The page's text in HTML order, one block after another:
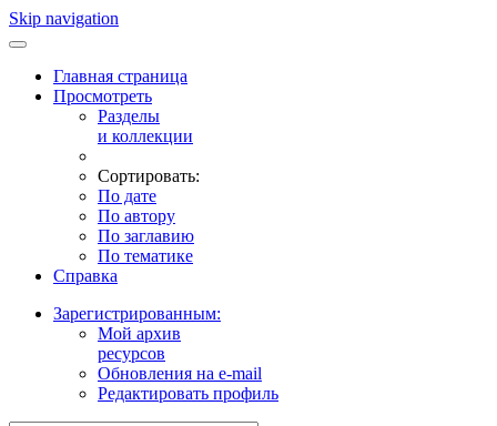
Skip navigation
Главная страница
Просмотреть
Разделы
и коллекции
Сортировать:
По дате
По автору
По заглавию
По тематике
Справка
Зарегистрированным:
Мой архив
ресурсов
Обновления на e-mail
Редактировать профиль